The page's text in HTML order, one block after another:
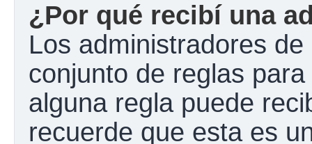
¿Por qué recibí una
Los administradores
conjunto de reglas
alguna regla puede
recuerde que esta es